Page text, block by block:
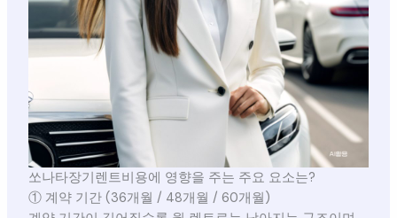
쏘나타장기렌트비용에 영향을 주는 주요 요소는?
① 계약 기간 (36개월 / 48개월 / 60개월)